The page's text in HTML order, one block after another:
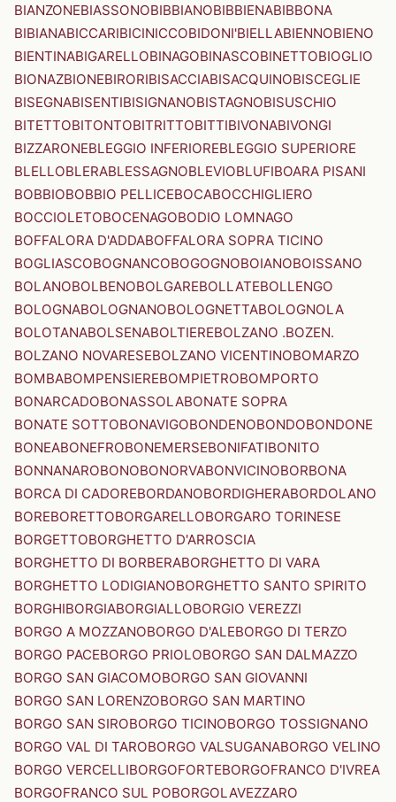
BIANZONEBIASSONOBIBBIANOBIBBIENABIBBONA
BIBIANABICCARIBICINICCOBIDONI'BIELLABIENNOBIENO
BIENTINABIGARELLOBINAGOBINASCOBINETTOBIOGLIO
BIONAZBIONEBIRORIBISACCIABISACQUINOBISCEGLIE
BISEGNABISENTIBISIGNANOBISTAGNOBISUSCHIO
BITETTOBITONTOBITRITTOBITTIBIVONABIVONGI
BIZZARONEBLEGGIO INFERIOREBLEGGIO SUPERIORE
BLELLOBLERABLESSAGNOBLEVIOBLUFIBOARA PISANI
BOBBIOBOBBIO PELLICEBOCABOCCHIGLIERO
BOCCIOLETOBOCENAGOBODIO LOMNAGO
BOFFALORA D'ADDABOFFALORA SOPRA TICINO
BOGLIASCOBOGNANCOBOGOGNOBOIANOBOISSANO
BOLANOBOLBENOBOLGAREBOLLATEBOLLENGO
BOLOGNABOLOGNANOBOLOGNETTABOLOGNOLA
BOLOTANABOLSENABOLTIEREBOLZANO .BOZEN.
BOLZANO NOVARESEBOLZANO VICENTINOBOMARZO
BOMBABOMPENSIEREBOMPIETROBOMPORTO
BONARCADOBONASSOLABONATE SOPRA
BONATE SOTTOBONAVIGOBONDENOBONDOBONDONE
BONEABONEFROBONEMERSEBONIFATIBONITO
BONNANAROBONOBONORVABONVICINOBORBONA
BORCA DI CADOREBORDANOBORDIGHERABORDOLANO
BOREBORETTOBORGARELLOBORGARO TORINESE
BORGETTOBORGHETTO D'ARROSCIA
BORGHETTO DI BORBERABORGHETTO DI VARA
BORGHETTO LODIGIANOBORGHETTO SANTO SPIRITO
BORGHIBORGIABORGIALLOBORGIO VEREZZI
BORGO A MOZZANOBORGO D'ALEBORGO DI TERZO
BORGO PACEBORGO PRIOLOBORGO SAN DALMAZZO
BORGO SAN GIACOMOBORGO SAN GIOVANNI
BORGO SAN LORENZOBORGO SAN MARTINO
BORGO SAN SIROBORGO TICINOBORGO TOSSIGNANO
BORGO VAL DI TAROBORGO VALSUGANABORGO VELINO
BORGO VERCELLIBORGOFORTEBORGOFRANCO D'IVREA
BORGOFRANCO SUL POBORGOLAVEZZARO